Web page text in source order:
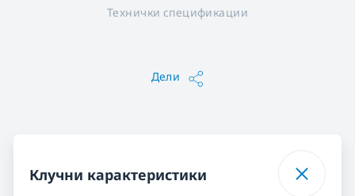
Технички спецификации
Дели
Клучни карактеристики